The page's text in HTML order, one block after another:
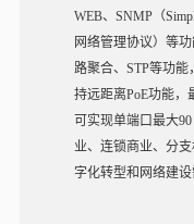
WEB、SNMP（
网络管理协议）等
路聚合、STP等功能
持远距离PoE功能，
可实现单端口最大
业、连锁商业、分
字化转型和网络建设